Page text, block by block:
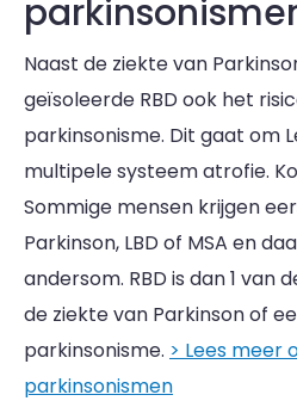
Naast de ziekte van
geïsoleerde RBD ook het
parkinsonisme. Dit gaat om
multipele systeem atrofie.
Sommige mensen krijgen
Parkinson, LBD of MSA en
andersom. RBD is dan 1 van
de ziekte van Parkinson of
parkinsonisme. > Lees meer
parkinsonismen